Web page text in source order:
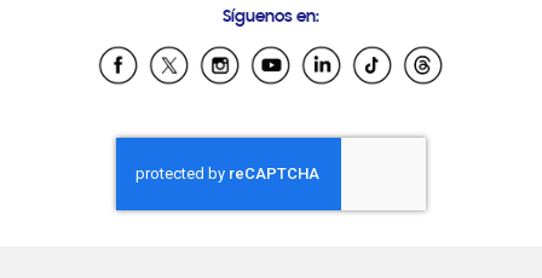
Samsung Ecuador
Samsung El Salvador
Samsung Honduras
Samsung Nicaragua
Samsung Panamá
Síguenos en: